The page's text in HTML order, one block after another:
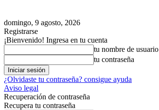
domingo, 9 agosto, 2026
Registrarse
¡Bienvenido! Ingresa en tu cuenta
tu nombre de usuario
tu contraseña
¿Olvidaste tu contraseña? consigue ayuda
Aviso legal
Recuperación de contraseña
Recupera tu contraseña